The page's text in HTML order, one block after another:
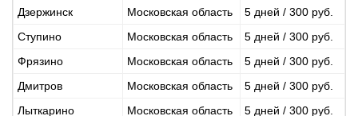
Дзержинск Московская область
5 дней / 300 руб.
Ступино
Московская область
5 дней / 300 руб.
Фрязино
Московская область
5 дней / 300 руб.
Дмитров
Московская область
5 дней / 300 руб.
Лыткарино
Московская область
5 дней / 300 руб.